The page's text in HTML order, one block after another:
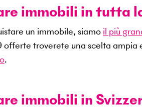
immobili in tutta
un immobile, siamo il più
offerte troverete una scelta ampia
.
immobili in